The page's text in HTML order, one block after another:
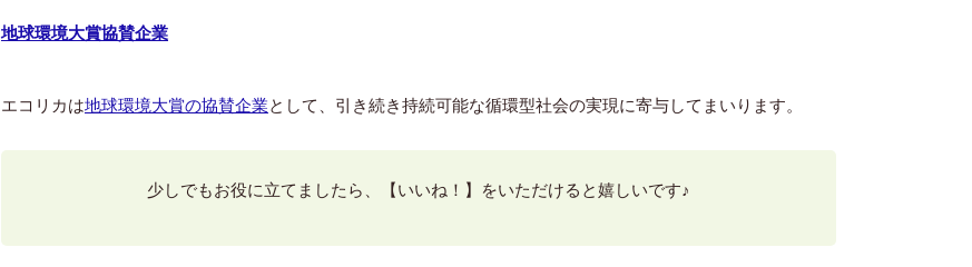
地球環境大賞協賛企業
エコリカは地球環境大賞の協賛企業として、引き続き持続可能な循環型社会の実現に寄与してまいります。
少しでもお役に立てましたら、【いいね！】をいただけると嬉しいです♪